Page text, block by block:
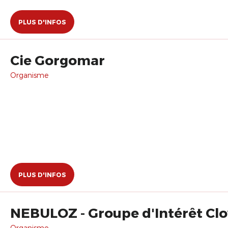
PLUS D'INFOS
Cie Gorgomar
Organisme
PLUS D'INFOS
NEBULOZ - Groupe d'Intérêt